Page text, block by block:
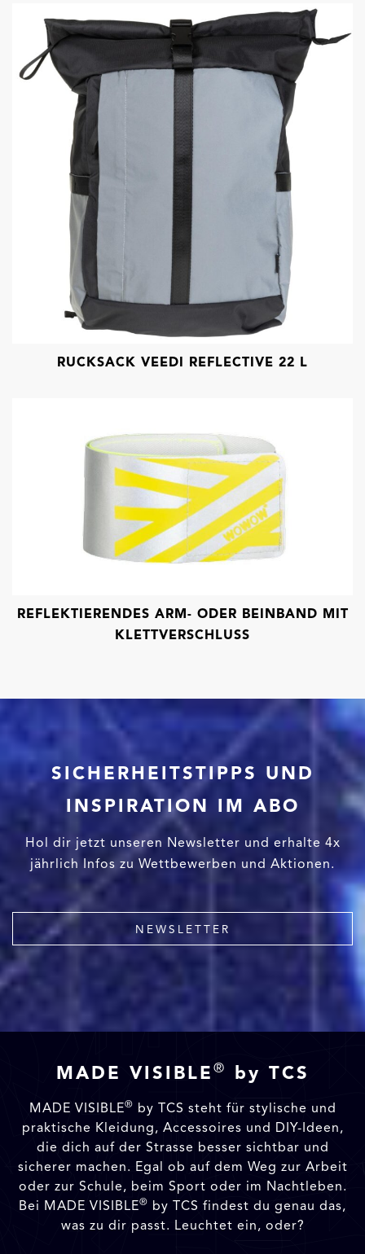
RUCKSACK VEEDI REFLECTIVE 22 L
REFLEKTIERENDES ARM- ODER BEINBAND MIT
KLETTVERSCHLUSS
SICHERHEITSTIPPS UND
INSPIRATION IM ABO
Hol dir jetzt unseren Newsletter und erhalte 4x
jährlich Infos zu Wettbewerben und Aktionen.
NEWSLETTER
MADE VISIBLE ® by TCS
MADE VISIBLE® by TCS steht für stylische und
praktische Kleidung, Accessoires und DIY-Ideen,
die dich auf der Strasse besser sichtbar und
sicherer machen. Egal ob auf dem Weg zur Arbeit
oder zur Schule, beim Sport oder im Nachtleben.
Bei MADE VISIBLE® by TCS findest du genau das,
was zu dir passt. Leuchtet ein, oder?